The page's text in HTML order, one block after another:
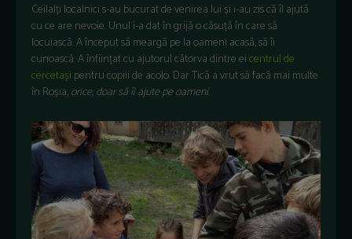
Ceilalți localnici s-au bucurat de venirea lui și i-au zis că îl ajută
cu ce are nevoie. Unul i-a dat în grijă o căsuță în care să
locuiască. A început să meargă pe la oameni acasă, să îi
cunoască. A înființat cu ajutorul câtorva dintre eicentrul de
cercetași pentru copiii de acolo. Dar Tică a vrut să facă mai multe
în Roșia,orice, doar să îi ajute pe oameni.